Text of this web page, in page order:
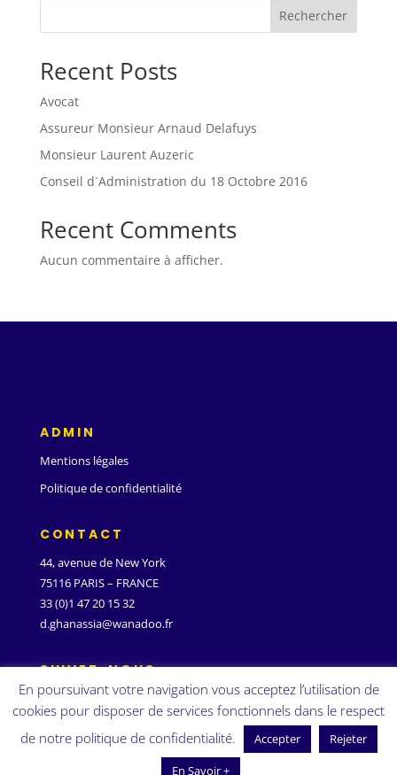
Rechercher
Recent Posts
Avocat
Assureur Monsieur Arnaud Delafuys
Monsieur Laurent Auzeric
Conseil d´Administration du 18 Octobre 2016
Recent Comments
Aucun commentaire à afficher.
ADMIN
Mentions légales
Politique de confidentialité
CONTACT
44, avenue de New York
75116 PARIS – FRANCE
33 (0)1 47 20 15 32
d.ghanassia@wanadoo.fr
SUIVEZ-NOUS
En poursuivant votre navigation vous acceptez l’utilisation de
cookies pour disposer de services fonctionnels dans le respect
de notre politique de confidentialité.
Accepter
Rejeter
En Savoir +